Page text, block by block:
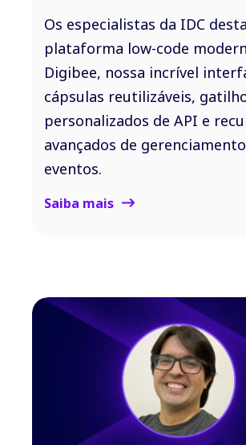
Os especialistas da IDC
plataforma low-code
Digibee, nossa incrível
cápsulas reutilizáveis,
personalizados de API e
avançados de
eventos.
Saiba mais